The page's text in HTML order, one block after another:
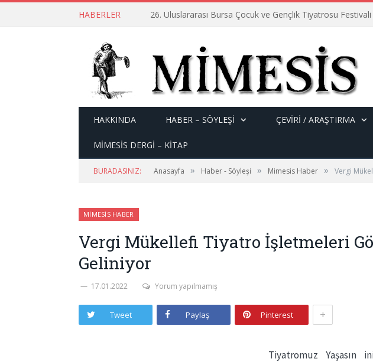
HABERLER 26. Uluslararası Bursa Çocuk ve Gençlik Tiyatrosu Festivali
HAKKINDA HABER – SÖYLEŞI ÇEVİRİ / ARAŞTIRMA
MİMESİS DERGİ – KİTAP
BURADASINIZ: Anasayfa » Haber - Söyleşi » Mimesis Haber » Vergi
MIMESIS HABER
Vergi Mükellefi Tiyatro İşletmeleri
Geliniyor
17.01.2022 Yorum yapılmamış
Tweet Paylaş Pinterest +
Tiyatromuz Yaşasın